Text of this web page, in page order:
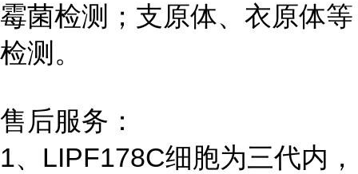
霉菌检测；支原体、衣原体等
检测。
售后服务：
1、LIPF178C细胞为三代内，